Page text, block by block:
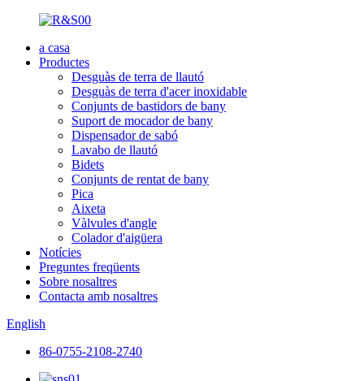
a casa
Productes
Desguàs de terra de llautó
Desguàs de terra d'acer inoxidable
Conjunts de bastidors de bany
Suport de mocador de bany
Dispensador de sabó
Lavabo de llautó
Bidets
Conjunts de rentat de bany
Pica
Aixeta
Vàlvules d'angle
Colador d'aigüera
Notícies
Preguntes freqüents
Sobre nosaltres
Contacta amb nosaltres
English
86-0755-2108-2740